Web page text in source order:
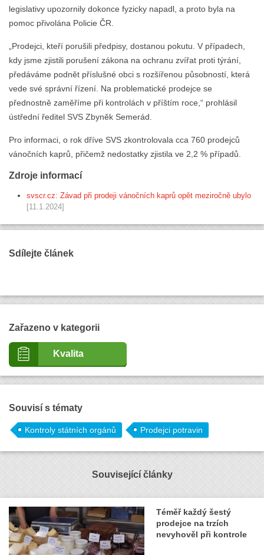
legislativy upozornily dokonce fyzicky napadl, a proto byla na
pomoc přivolána Policie ČR.
„Prodejci, kteří porušili předpisy, dostanou pokutu. V případech,
kdy jsme zjistili porušení zákona na ochranu zvířat proti týrání,
předáváme podnět příslušné obci s rozšířenou působností, která
vede své správní řízení. Na problematické prodejce se
přednostně zaměříme při kontrolách v příštím roce,“ prohlásil
ústřední ředitel SVS Zbyněk Semerád.
Pro informaci, o rok dříve SVS zkontrolovala cca 760 prodejců
vánočních kaprů, přičemž nedostatky zjistila ve 2,2 % případů.
Zdroje informací
svscr.cz: Závad při prodeji vánočních kaprů opět meziročně ubylo
[11.1.2024]
Sdílejte článek
Zařazeno v kategorii
Kvalita
Souvisí s tématy
Kontroly státních orgánů Prodejci potravin
Související články
Téměř každý šestý
prodejce na trzích
nevyhověl při kontrole